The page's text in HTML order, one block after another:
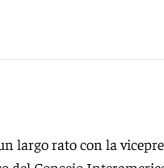
largo rato con la